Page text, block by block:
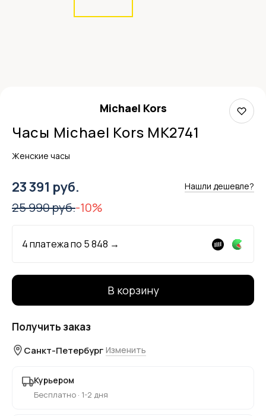
Michael Kors
Часы Michael Kors MK2741
Женские часы
23 391 руб. Нашли дешевле?
25 990 руб.-10%
4 платежа по 5 848 →
В корзину
Получить заказ
Санкт-Петербург Изменить
Курьером
Бесплатно · 1-2 дня